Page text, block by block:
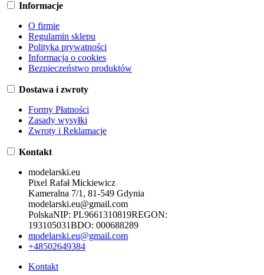
Informacje
O firmie
Regulamin sklepu
Polityka prywatności
Informacja o cookies
Bezpieczeństwo produktów
Dostawa i zwroty
Formy Płatności
Zasady wysyłki
Zwroty i Reklamacje
Kontakt
modelarski.eu
Pixel Rafał Mickiewicz
Kameralna 7/1, 81-549 Gdynia
modelarski.eu@gmail.com
PolskaNIP: PL9661310819REGON:
193105031BDO: 000688289
modelarski.eu@gmail.com
+48502649384
Kontakt